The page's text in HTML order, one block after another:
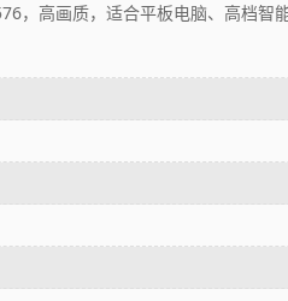
，高画质，适合平板电脑、高档智